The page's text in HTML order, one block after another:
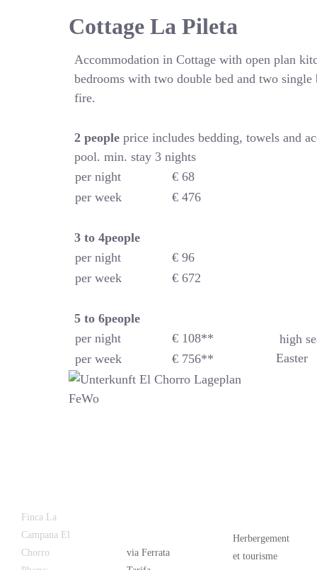
Cottage La Pileta
Accommodation in Cottage with open plan
bedrooms with two double bed and two
fire.
2 peopleprice includes bedding, towels and
pool. min. stay 3 nights
per night
€ 68
per week
€ 476
3 to 4people
per night
€ 96
per week
€ 672
5 to 6people
per night
€ 108**
high
Easter
per week € 756**
Finca La
Campana El
Chorro
via Ferrata
Herbergement
et tourisme